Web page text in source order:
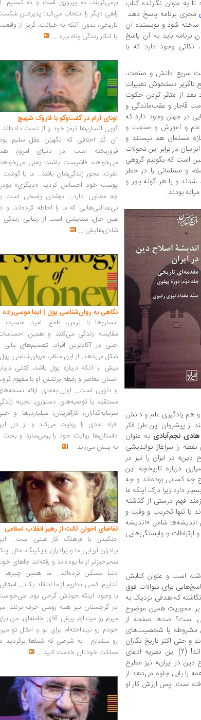
به عنوان نگارنده کتاب
مجری برنامه پاسخ دهد.
ساخته شود و نویسنده آن
برنامه باید به آن پاسخ
نکاتی وجود دارد که با
سریع دانش و صنعت،
دستخوش تغییرات
بعد از متاثر کردن حکوت
قاجار و عقب‌ماندگی و
در جهان وجود دارد که
علم و آموزش و صنعت و
مسلمان هم نیستند و
در برابر این تحولات
است که بگوییم گروهی
و مسلمانی را در خطر
و با هر گونه باور و
بودند.
و هم یادگیری علم و دانش
از پیشروان این طرز فکر
هادی نجم‌آبادی به عنوان
را سرآغاز نواندیشی
اصلاح دین» در ایران را نیز در
درباره تاریخچه این
چه کسانی بوده‌اند و چه
دارد زیرا درک اینکه ما
فهم درستی از گذشته
یا تنها تخریب و وقت و
شامل «اندیشه
و وابستگی‌هایی
است و عنوان کتابش
برای سوالات فوق
که هدفی نزدیک به
بر محوریت همین موضوع
است؟ صدها صفحه از
مشروطه یا شخصیت‌های
و حتی اکثر تاریخ نگاران
جنبش مشروطه همگی بابی، ازلی و نهان زیست بوده‌اند! (2) این نظریه ادعای
در ایران» نیز مطرح
را بابی جلوه می‌دهد از
است. پس ارزش کار او
برمی‌گزیند، نه پیروزی است و نه تسلیم.
راهی دیگر را انتخاب می‌کند: پذیرفتن
تاریخی، بدون آنکه به خیانت، گریز از
یا انکار زندگی پناه ببرد ...
اونای آرام در گفت‌وگو با فاروک شهیچ‭
گویی انسان‌ها ترمزِ خود را از دست داده‌اند
آن کُدِ اخلاقی که نگهبان عقل سلیم
فروریخته است. در دنیای امروز،
می‌خواهند فاشیست باشند؛ یعنی
نفرت، محورِ زندگی‌شان باشد... ما با گوشت
پوست خود احساس کردیم «دیگری»
چه معنایی دارد... نوشتن پاسخی است
بی‌عدالتی‌هایی که ما را احاطه کرده‌اند، و
عین حال، ستایشی است از زیبایی زندگی
شادی‌هایش ...
نگاهی به روان‌شناسی پول | ایما موسی‌زاده
انسان‌ها با ترس، طمع، امید، حسرت
مقایسه زندگی می‌کنند و همین
حتی در آگاه‌ترین افراد، تصمیم‌های مالی
شکل می‌دهد. از این منظر، «روان‌شناسی
بیش از آنکه درباره پول باشد، کتابی
انسان معاصر و رابطه پرتنش او با مفهوم
و دارایی است... اوزل به‌جای ارائه
مستقیم یا توصیه‌های دستوری، تجربه
سرمایه‌گذاران، کارآفرینان، میلیاردرها و
افراد عادی را روایت می‌کند و از دل
داستان‌ها روایت خود را برمی‌سازد و بحث
به پیش می‌راند ...
تقاضای اخوان ثالث از رهبر انقلاب اسلامی
جنگیدن با فرهنگ کار عبثی است...
برادران آریایی ما و برادران وایکینگ، مثل
سحرخیزتر از ما بوده‌اند و رفته‌اند جاهای
دنیا مسکن کرده‌اند... ما همین چیزها
نداریم. کسی نداریم از ما انتقاد بکند...
با وجود اینکه خودش گرجی بود،
در گرجستان نیز همه روسی حرف
میرم رو میندازم پیش آقای خامنه‌ای، من
خودم رو نینداخته‌ام برای تو و امثال تو
رو میندازم... به شرطی که شماها برگردید
مملکت خودتان خدمت کنید ...